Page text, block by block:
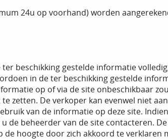
24u op voorhand) worden
beschikking gestelde informatie
in de ter beschikking gestelde
op of via de site onbeschikbaar
zetten. De verkoper kan evenwel niet
van de informatie op deze site.
de beheerder van de site contacteren.
hoogte door zich akkoord te verklaren